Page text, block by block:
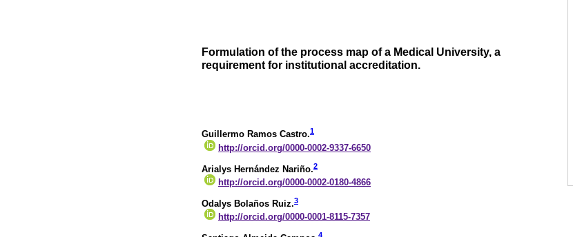
Formulation of the process map of a Medical University, a
requirement for institutional accreditation.
Guillermo Ramos Castro.1
http://orcid.org/0000-0002-9337-6650
Arialys Hernández Nariño.2
http://orcid.org/0000-0002-0180-4866
Odalys Bolaños Ruiz.3
http://orcid.org/0000-0001-8115-7357
4